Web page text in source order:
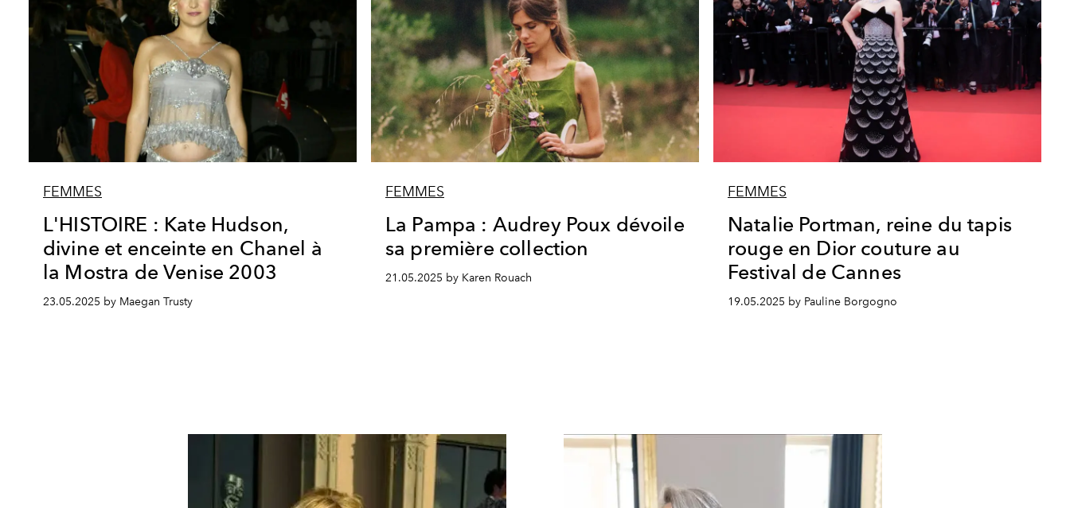
FEMMES
L'HISTOIRE : Kate Hudson,
divine et enceinte en Chanel à
la Mostra de Venise 2003
23.05.2025 by Maegan Trusty
FEMMES
La Pampa : Audrey Poux dévoile
sa première collection
21.05.2025 by Karen Rouach
FEMMES
Natalie Portman, reine du tapis
rouge en Dior couture au
Festival de Cannes
19.05.2025 by Pauline Borgogno